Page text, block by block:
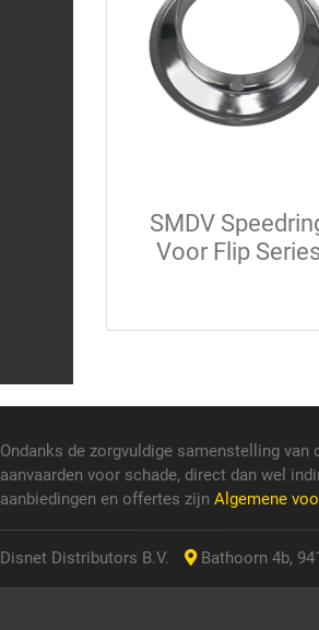
SMDV
Voor Flip
Ondanks de zorgvuldige samenstelling
aanvaarden voor schade, direct dan wel
aanbiedingen en offertes zijn Algemene
Disnet Distributors B.V. Bathoorn 4b,